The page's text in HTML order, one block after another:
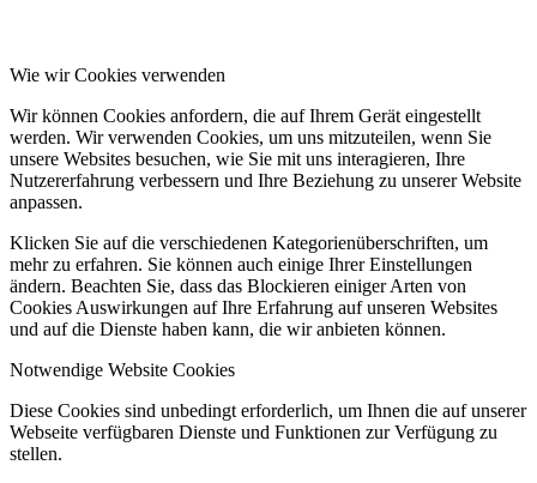
Wie wir Cookies verwenden
Wir können Cookies anfordern, die auf Ihrem Gerät eingestellt
werden. Wir verwenden Cookies, um uns mitzuteilen, wenn Sie
unsere Websites besuchen, wie Sie mit uns interagieren, Ihre
Nutzererfahrung verbessern und Ihre Beziehung zu unserer Website
anpassen.
Klicken Sie auf die verschiedenen Kategorienüberschriften, um
mehr zu erfahren. Sie können auch einige Ihrer Einstellungen
ändern. Beachten Sie, dass das Blockieren einiger Arten von
Cookies Auswirkungen auf Ihre Erfahrung auf unseren Websites
und auf die Dienste haben kann, die wir anbieten können.
Notwendige Website Cookies
Diese Cookies sind unbedingt erforderlich, um Ihnen die auf unserer
Webseite verfügbaren Dienste und Funktionen zur Verfügung zu
stellen.